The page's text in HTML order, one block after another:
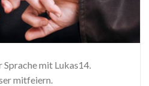
mit Lukas14.
mitfeiern.